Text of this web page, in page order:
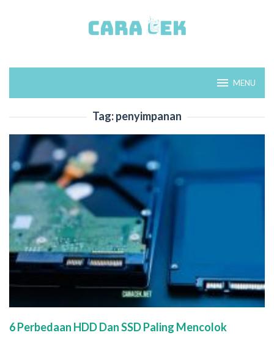
MENU
Tag:penyimpanan
6 Perbedaan HDD Dan SSD Paling Mencolok